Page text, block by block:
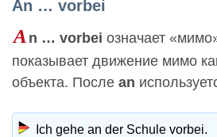
An … vorbei
A n … vorbei означает
показывает движение мимо
объекта. После an
Ich gehe an der Schule vorbei.